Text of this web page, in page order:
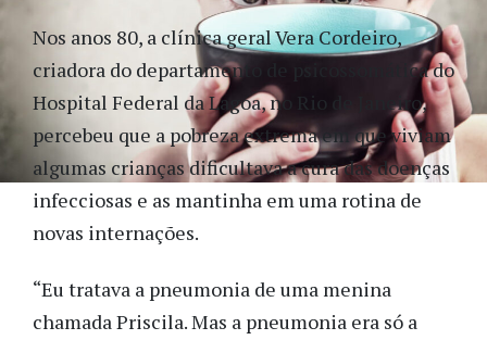
Nos anos 80, a clínica geral Vera Cordeiro,
criadora do departamento de psicossomática do
Hospital Federal da Lagoa, no Rio de Janeiro,
percebeu que a pobreza extrema em que viviam
algumas crianças dificultava a cura das doenças
infecciosas e as mantinha em uma rotina de
novas internações.
“Eu tratava a pneumonia de uma menina
chamada Priscila. Mas a pneumonia era só a